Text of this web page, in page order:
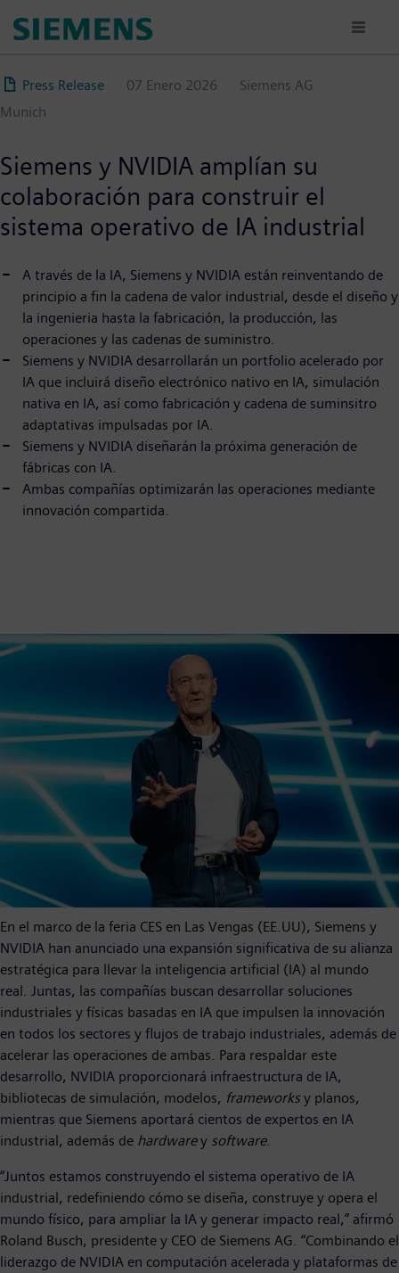
principal
Press Release 07 Enero 2026
Siemens AG
Munich
Siemens y NVIDIA amplían su
colaboración para construir el
sistema operativo de IA industrial
A través de la IA, Siemens y NVIDIA están reinventando de
principio a fin la cadena de valor industrial, desde el diseño y
la ingenieria hasta la fabricación, la producción, las
operaciones y las cadenas de suministro.
Siemens y NVIDIA desarrollarán un portfolio acelerado por
IA que incluirá diseño electrónico nativo en IA, simulación
nativa en IA, así como fabricación y cadena de suminsitro
adaptativas impulsadas por IA.
Siemens y NVIDIA diseñarán la próxima generación de
fábricas con IA.
Ambas compañías optimizarán las operaciones mediante
innovación compartida.
En el marco de la feria CES en Las Vengas (EE.UU), Siemens y
NVIDIA han anunciado una expansión significativa de su alianza
estratégica para llevar la inteligencia artificial (IA) al mundo
real. Juntas, las compañías buscan desarrollar soluciones
industriales y físicas basadas en IA que impulsen la innovación
en todos los sectores y flujos de trabajo industriales, además de
acelerar las operaciones de ambas. Para respaldar este
desarrollo, NVIDIA proporcionará infraestructura de IA,
bibliotecas de simulación, modelos, frameworksy planos,
mientras que Siemens aportará cientos de expertos en IA
industrial, además de hardwarey software.
“Juntos estamos construyendo el sistema operativo de IA
industrial, redefiniendo cómo se diseña, construye y opera el
mundo físico, para ampliar la IA y generar impacto real,” afirmó
Roland Busch, presidente y CEO de Siemens AG. “Combinando el
liderazgo de NVIDIA en computación acelerada y plataformas de